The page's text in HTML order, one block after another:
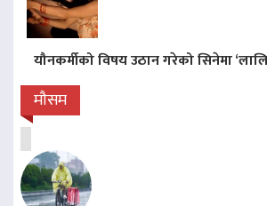
यौनकर्मीको विषय उठान गरेको सिनेमा
मौसम